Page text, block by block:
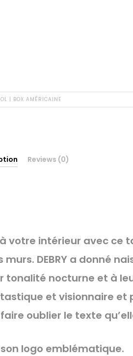
| BOX AMÉRICAINE
Reviews (0)
votre intérieur avec ce
DEBRY a donné
nocturne et à
et visionnaire
oublier le texte
logo emblématique.